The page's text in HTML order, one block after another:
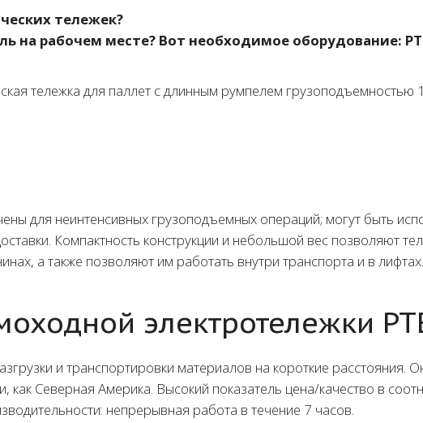
тележек?
на рабочем месте? Вот необходимое оборудование:
тележка для паллет с длинным румпелем грузоподъемностью
для неинтенсивных грузоподъемных операций; могут быть
Компактность конструкции и небольшой вес позволяют
а также позволяют им работать внутри транспорта и в лифтах.
электротележки
и транспортировки материалов на короткие расстояния.
как Северная Америка. Высокий показатель цена/качество в
непрерывная работа в течение 7 часов.